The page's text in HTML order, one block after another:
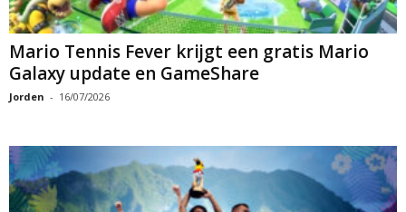
Mario Tennis Fever krijgt een gratis Mario
Galaxy update en GameShare
Jorden - 16/07/2026